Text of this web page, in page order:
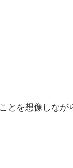
とを想像しなが